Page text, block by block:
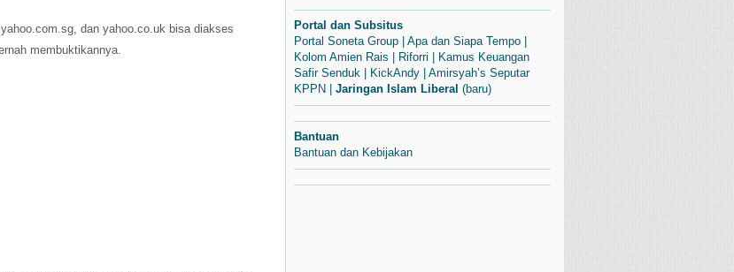
dan yahoo.co.uk bisa diakses
membuktikannya.
Portal dan Subsitus
Portal Soneta Group
Apa dan Siapa Tempo
Kolom Amien Rais
Riforri
Kamus Keuangan
Safir Senduk
KickAndy
Amirsyah’s Seputar
KPPN
Jaringan Islam Liberal (baru)
Bantuan
Bantuan dan Kebijakan